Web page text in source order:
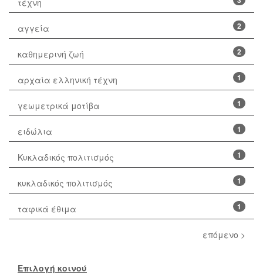
τέχνη
2
αγγεία
2
καθημερινή ζωή
1
αρχαία ελληνική τέχνη
1
γεωμετρικά μοτίβα
1
ειδώλια
1
Κυκλαδικός πολιτισμός
1
κυκλαδικός πολιτισμός
1
ταφικά έθιμα
επόμενο >
Επιλογή κοινού